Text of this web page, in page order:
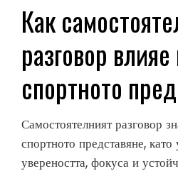
Как
разговор
спортното
Самостоятелният разговор
спортното представяне, като
увереността, фокуса и